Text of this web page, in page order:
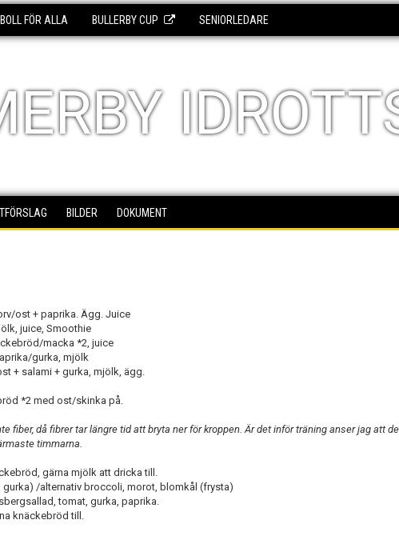
FÖR ALLA BULLERBY CUP SENIORLEDARE
BILDER DOKUMENT
ost + paprika. Ägg. Juice
juice, Smoothie
macka *2, juice
gurka, mjölk
+ salami + gurka, mjölk, ägg.
*2 med ost/skinka på.
fiber, då fibrer tar längre tid att bryta ner för kroppen. Är det inför träning anser jag att
timmarna.
gärna mjölk att dricka till.
/alternativ broccoli, morot, blomkål (frysta)
tomat, gurka, paprika.
knäckebröd till.